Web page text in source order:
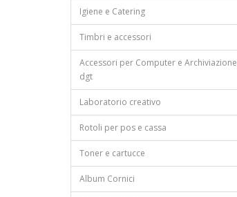
Igiene e Catering
Timbri e accessori
Accessori per Computer e Archiviazione
dgt
Laboratorio creativo
Rotoli per pos e cassa
Toner e cartucce
Album Cornici